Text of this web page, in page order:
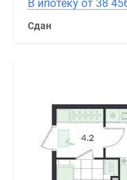
В ипотеку от 38
Сдан